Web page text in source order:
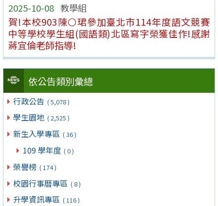
2025-10-08 教學組
賀!本校903陳⚪珺參加臺北市114年度語文競賽
中等學校學生組(國語類)北區寫字榮獲佳作!感謝
蔣宜倫老師指導!
依公告類別彙總
行政公告 ( 5,078 )
學生園地 ( 2,525 )
新生入學專區 ( 36 )
109 學年度 ( 0 )
榮譽榜 ( 174 )
校園行事曆專區 ( 8 )
升學資訊專區 ( 116 )